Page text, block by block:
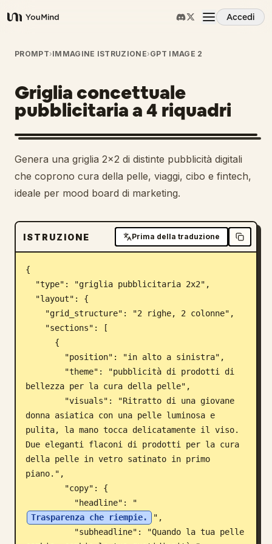
YouMind
Accedi
Panoramica
Casi d'uso
Abilità
Prompt
Scarica
Aggiornamenti
PROMPT›IMMAGINE ISTRUZIONE›GPT IMAGE 2
Griglia concettuale
pubblicitaria a 4 riquadri
Genera una griglia 2x2 di distinte pubblicità digitali
che coprono cura della pelle, viaggi, cibo e fintech,
ideale per mood board di marketing.
ISTRUZIONE Prima della traduzione
{
bellezza per la cura della pelle",
donna asiatica con una pelle luminosa e
pulita, la mano tocca delicatamente il viso.
Due eleganti flaconi di prodotti per la cura
della pelle in vetro satinato in primo
piano.",
          "headline": "
Trasparenza che riempie.
",